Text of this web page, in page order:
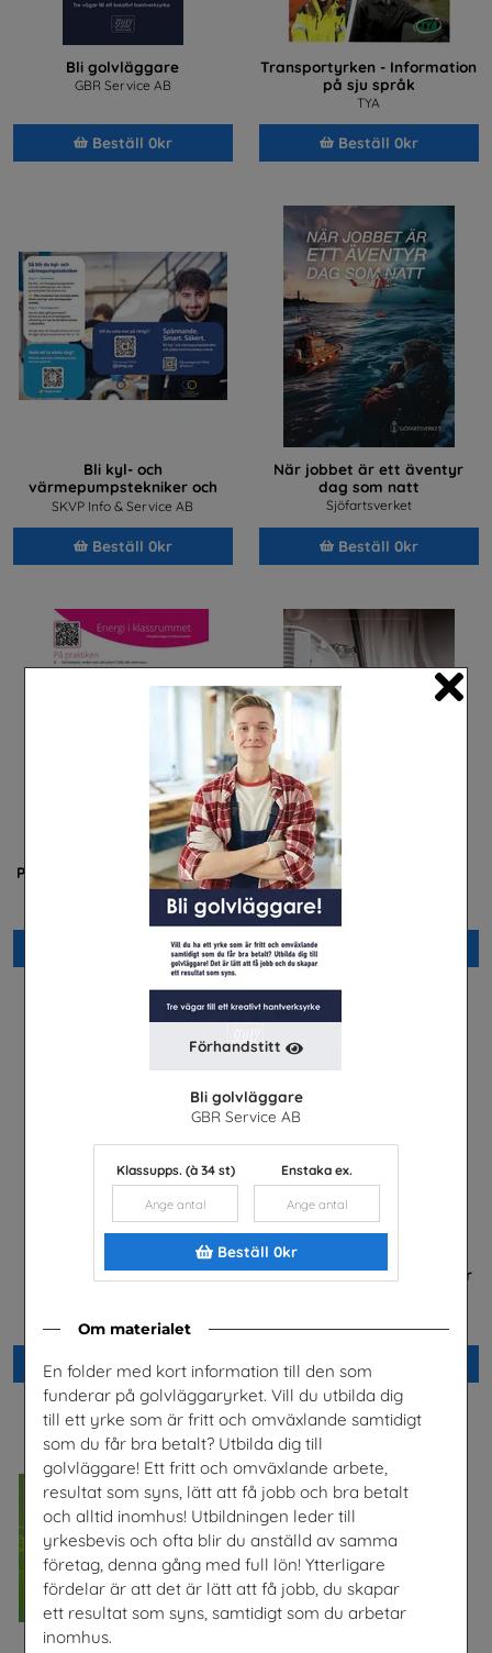
Förhandstitt
Bli golvläggare
GBR Service AB
Klassupps. (à 34 st) Enstaka ex.
Beställ 0kr
Om materialet
En folder med kort information till den som
funderar på golvläggaryrket. Vill du utbilda dig
till ett yrke som är fritt och omväxlande samtidigt
som du får bra betalt? Utbilda dig till
golvläggare! Ett fritt och omväxlande arbete,
resultat som syns, lätt att få jobb och bra betalt
och alltid inomhus! Utbildningen leder till
yrkesbevis och ofta blir du anställd av samma
företag, denna gång med full lön! Ytterligare
fördelar är att det är lätt att få jobb, du skapar
ett resultat som syns, samtidigt som du arbetar
inomhus.
Bli golvläggare
GBR Service AB
Beställ 0kr
Transportyrken - Information
på sju språk
TYA
Beställ 0kr
Bli kyl- och
värmepumpstekniker och
jobba med framtidens teknik
SKVP Info & Service AB
Beställ 0kr
När jobbet är ett äventyr
dag som natt
Sjöfartsverket
Beställ 0kr
Praktisera i energibranschen
Energiföretagen Sverige
Beställ 0kr
Yrkessvenska fiber och
stadsnät
Jobba i energibranschen
Beställ 0kr
FRAMTIDEN är i dina händer